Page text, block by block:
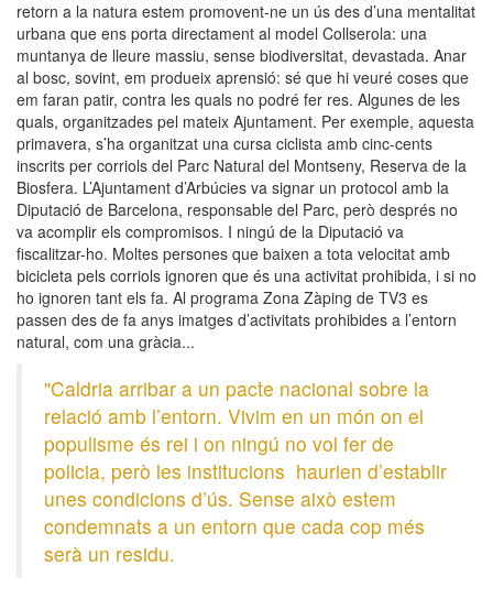
retorn a la natura estem promovent-ne un ús des d’una mentalitat
urbana que ens porta directament al model Collserola: una
muntanya de lleure massiu, sense biodiversitat, devastada. Anar
al bosc, sovint, em produeix aprensió: sé que hi veuré coses que
em faran patir, contra les quals no podré fer res. Algunes de les
quals, organitzades pel mateix Ajuntament. Per exemple, aquesta
primavera, s’ha organitzat una cursa ciclista amb cinc-cents
inscrits per corriols del Parc Natural del Montseny, Reserva de la
Biosfera. L’Ajuntament d’Arbúcies va signar un protocol amb la
Diputació de Barcelona, responsable del Parc, però després no
va acomplir els compromisos. I ningú de la Diputació va
fiscalitzar-ho. Moltes persones que baixen a tota velocitat amb
bicicleta pels corriols ignoren que és una activitat prohibida, i si no
ho ignoren tant els fa. Al programa Zona Zàping de TV3 es
passen des de fa anys imatges d’activitats prohibides a l’entorn
natural, com una gràcia...
"Caldria arribar a un pacte nacional sobre la
relació amb l’entorn. Vivim en un món on el
populisme és rei i on ningú no vol fer de
policia, però les institucions haurien d’establir
unes condicions d’ús. Sense això estem
condemnats a un entorn que cada cop més
serà un residu.